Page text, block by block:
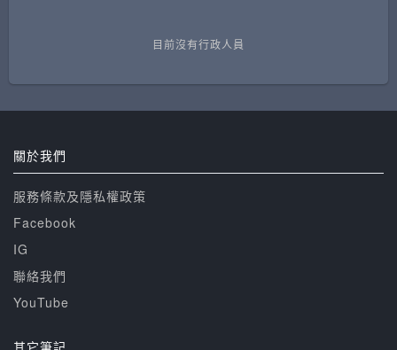
目前沒有行政人員
關於我們
服務條款及隱私權政策
Facebook
IG
聯絡我們
YouTube
其它筆記